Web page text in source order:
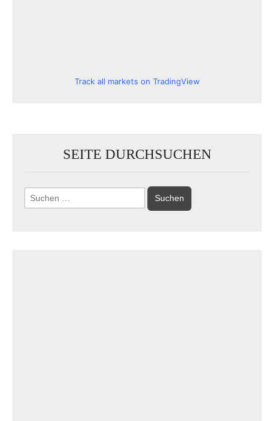
Track all markets on TradingView
SEITE DURCHSUCHEN
Suchen
nach: